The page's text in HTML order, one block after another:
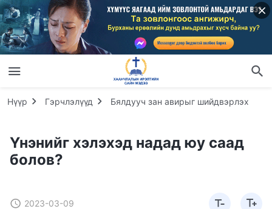
Нүүр Гэрчлэлүүд Бялдууч зан авирыг шийдвэрлэх
Үнэнийг хэлэхэд надад юу саад
болов?
2023-03-09